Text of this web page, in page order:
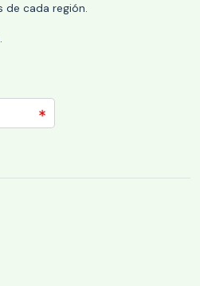
de cada región.